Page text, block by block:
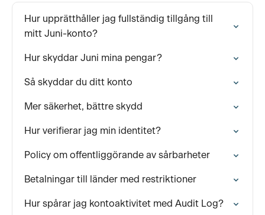
Hur upprätthåller jag fullständig tillgång till
mitt Juni-konto?
Hur skyddar Juni mina pengar?
Så skyddar du ditt konto
Mer säkerhet, bättre skydd
Hur verifierar jag min identitet?
Policy om offentliggörande av sårbarheter
Betalningar till länder med restriktioner
Hur spårar jag kontoaktivitet med Audit Log?